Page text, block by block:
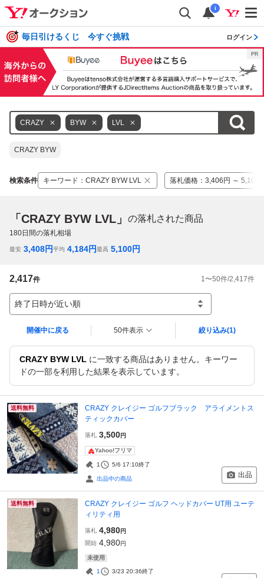
i
毎日引けるくじ 今すぐ挑戦 ログイン
CRAZY BYW LVL
CRAZY BYW
検索条件 キーワード ： CRAZY BYW LVL 落札価格 ： 3,406円 ～ 5,108
「CRAZY BYW LVL」 の落札された商品
180日間の落札相場
最安 3,408円平均 4,184円最高 5,100円
2,417件 1 〜50件/2,417件
終了日時が近い順
開催中に戻る 50件表示 絞り込み(1)
CRAZY BYW LVL に一致する商品はありません。キーワー
ドの一部を利用した結果を表示しています。
送料無料
CRAZY クレイジー ゴルフブラック アライメントス
ティックカバー
落札 3,500円
Yahoo!フリマ
1 5/6 17:10終了
出品中の商品 出品
送料無料
CRAZY クレイジー ゴルフ ヘッドカバー UT用 ユーテ
ィリティ用
落札 4,980円
開始 4,980円
未使用
1 3/23 20:36終了